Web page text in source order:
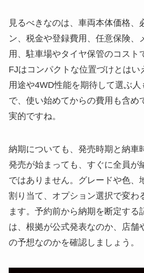
見るべきなのは、車両本体価格、
ン、税金や登録費用、任意保険、
用、駐車場やタイヤ保管のコスト
FJはコンパクトな位置づけとはい
用途や4WD性能を期待して選ぶ
で、使い始めてからの費用も含め
実的ですね。
納期についても、発売時期と納車
発売が始まっても、すぐに全員が
ではありません。グレードや色、
割り当て、オプション選択で変わ
ます。予約前から納期を断定する
は、根拠が公式発表なのか、店舗
の予想なのかを確認しましょう。